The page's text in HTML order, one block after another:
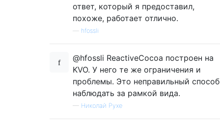
ответ, который я предоставил,
похоже, работает отлично.
hfossli
@hfossli ReactiveCocoa построен на
KVO. У него те же ограничения и
проблемы. Это неправильный способ
наблюдать за рамкой вида.
— Николай Рухе